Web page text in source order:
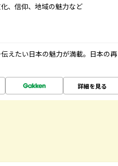
、信仰、地域の魅力など
えたい日本の魅力が満載。日本の再
詳細を見る